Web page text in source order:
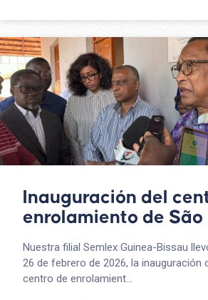
Inauguración del
enrolamiento de São
Nuestra filial Semlex Guinea-Bissau
26 de febrero de 2026, la inauguración
centro de enrolamient...